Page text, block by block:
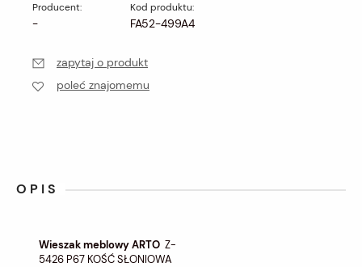
Producent:
-
Kod produktu:
FA52-499A4
zapytaj o produkt
poleć znajomemu
OPIS
Wieszak meblowy ARTO Z-
5426 P67 KOŚĆ SŁONIOWA